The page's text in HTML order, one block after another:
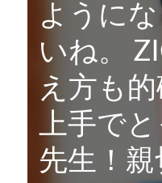
ように
いね。
え方も
上手で
先生！